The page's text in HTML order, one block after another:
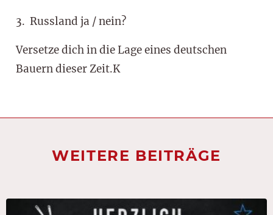
3. Russland ja / nein?
Versetze dich in die Lage eines deutschen
Bauern dieser Zeit.K
WEITERE BEITRÄGE